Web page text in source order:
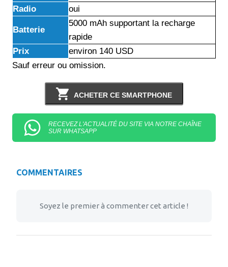
Radio oui
Batterie
5000 mAh supportant la recharge
rapide
Prix
environ 140 USD
Sauf erreur ou omission.
ACHETER CE SMARTPHONE
RECEVEZ L'ACTUALITÉ DU SITE VIA NOTRE CHAÎNE
SUR WHATSAPP
COMMENTAIRES
Soyez le premier à commenter cet article !